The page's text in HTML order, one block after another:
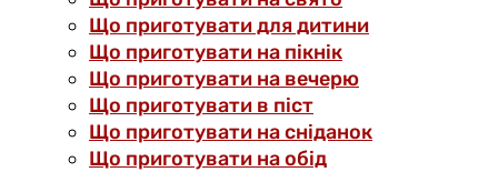
Що приготувати для дитини
Що приготувати на пікнік
Що приготувати на вечерю
Що приготувати в піст
Що приготувати на сніданок
Що приготувати на обід